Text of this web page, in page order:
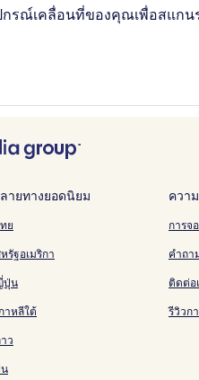
รณ์เคลื่อนที่ของคุณเพื่อสแกน
ายทางยอดนิยม
ย
รัฐอเมริกา
ปุ่น
าหลีใต้
ว
ควา
การจ
คำถา
ติดต่อ
รีวิวก